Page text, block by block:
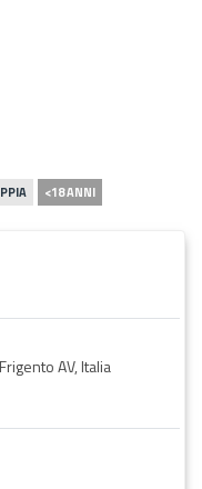
<18 ANNI
AV, Italia